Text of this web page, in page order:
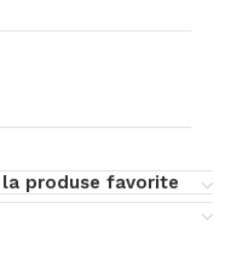
la produse favorite